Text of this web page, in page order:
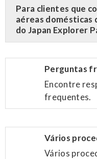
Para clientes que
aéreas domésticas
do Japan Explorer
Perguntas
Encontre
frequentes.
Vários
Vários